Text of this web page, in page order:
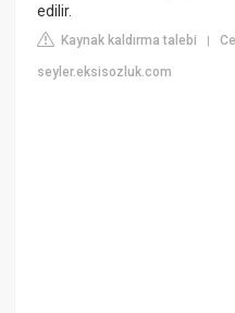
edilir.
Kaynak kaldırma talebi |
seyler.eksisozluk.com